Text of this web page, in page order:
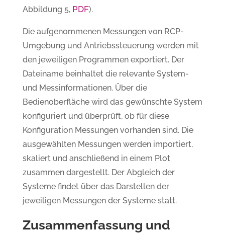
Abbildung 5, PDF).
Die aufgenommenen Messungen von RCP-
Umgebung und Antriebssteuerung werden mit
den jeweiligen Programmen exportiert. Der
Dateiname beinhaltet die relevante System-
und Messinformationen. Über die
Bedienoberfläche wird das gewünschte System
konfiguriert und überprüft, ob für diese
Konfiguration Messungen vorhanden sind. Die
ausgewählten Messungen werden importiert,
skaliert und anschließend in einem Plot
zusammen dargestellt. Der Abgleich der
Systeme findet über das Darstellen der
jeweiligen Messungen der Systeme statt.
Zusammenfassung und